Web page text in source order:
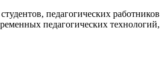
педагогических работников
педагогических технологий,